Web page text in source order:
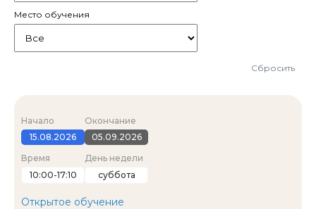
Место обучения
Сбросить
Начало
15.08.2026
Окончание
05.09.2026
Время
10:00-17:10
День недели
суббота
Открытое обучение